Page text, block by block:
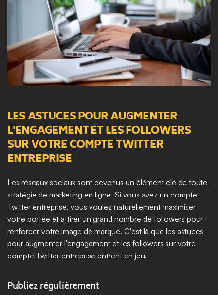
LES ASTUCES POUR AUGMENTER
L'ENGAGEMENT ET LES FOLLOWERS
SUR VOTRE COMPTE TWITTER
ENTREPRISE
Les réseaux sociaux sont devenus un élément clé de toute
stratégie de marketing en ligne. Si vous avez un compte
Twitter entreprise, vous voulez naturellement maximiser
votre portée et attirer un grand nombre de followers pour
renforcer votre image de marque. C'est là que les astuces
pour augmenter l'engagement et les followers sur votre
compte Twitter entreprise entrent en jeu.
Publiez régulièrement